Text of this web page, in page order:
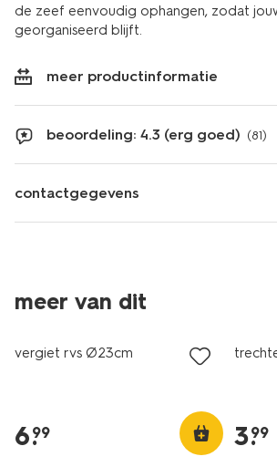
de zeef eenvoudig ophangen, zodat
georganiseerd blijft.
meer productinformatie
beoordeling: 4.3 (erg goed) (81)
contactgegevens
meer van dit
vergiet rvs Ø23cm
6.
99 3.
99